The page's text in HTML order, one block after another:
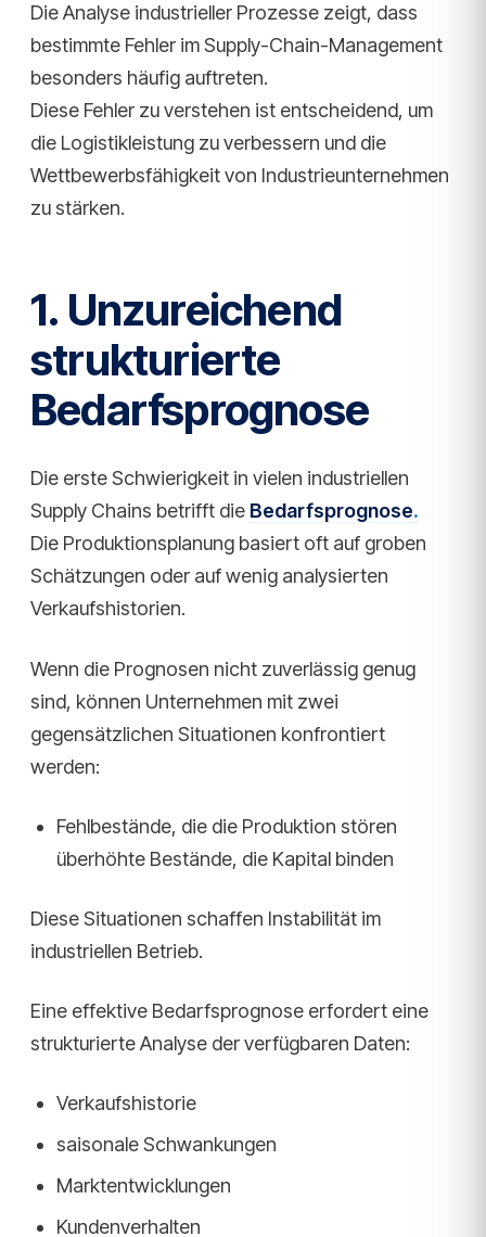
Die Analyse industrieller Prozesse zeigt, dass
bestimmte Fehler im Supply-Chain-Management
besonders häufig auftreten.
Diese Fehler zu verstehen ist entscheidend, um
die Logistikleistung zu verbessern und die
Wettbewerbsfähigkeit von Industrieunternehmen
zu stärken.
1. Unzureichend
strukturierte
Bedarfsprognose
Die erste Schwierigkeit in vielen industriellen
Supply Chains betrifft die Bedarfsprognose.
Die Produktionsplanung basiert oft auf groben
Schätzungen oder auf wenig analysierten
Verkaufshistorien.
Wenn die Prognosen nicht zuverlässig genug
sind, können Unternehmen mit zwei
gegensätzlichen Situationen konfrontiert
werden:
Fehlbestände, die die Produktion stören
überhöhte Bestände, die Kapital binden
Diese Situationen schaffen Instabilität im
industriellen Betrieb.
Eine effektive Bedarfsprognose erfordert eine
strukturierte Analyse der verfügbaren Daten:
Verkaufshistorie
saisonale Schwankungen
Marktentwicklungen
Kundenverhalten